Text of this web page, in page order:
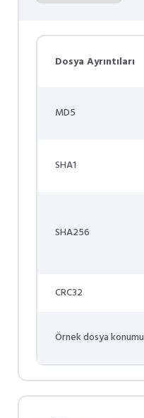
Dosya Ayrıntıları
MD5
SHA1
SHA256
CRC32
Örnek dosya konumu